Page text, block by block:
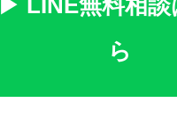
▶ LINE無料相談
ら